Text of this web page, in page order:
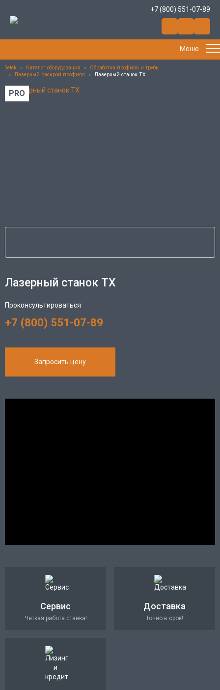
+7 (800) 551-07-89
Меню
Setek » Каталог оборудования »
Обработка профиля и трубы
»
Лазерный раскрой профиля » Лазерный станок ТX
PRO
Лазерный станок ТX
Проконсультироваться
+7 (800) 551-07-89
Запросить цену
Сервис
Четкая работа станка!
Доставка
Точно в срок!